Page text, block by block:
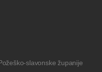
slavonske županije